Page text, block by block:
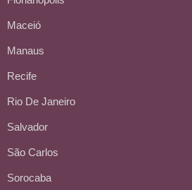
Maceió
Manaus
Recife
Rio De Janeiro
Salvador
São Carlos
Sorocaba